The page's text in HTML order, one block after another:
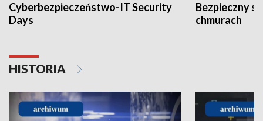
Cyberbezpieczeństwo-IT Security
Days
Bezpieczny
chmurach
HISTORIA